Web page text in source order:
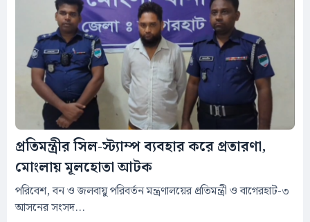
প্রতিমন্ত্রীর সিল-স্ট্যাম্প ব্যবহার করে প্রতারণা,
মোংলায় মূলহোতা আটক
‎পরিবেশ, বন ও জলবায়ু পরিবর্তন মন্ত্রণালয়ের প্রতিমন্ত্রী ও বাগেরহাট-৩
আসনের সংসদ...